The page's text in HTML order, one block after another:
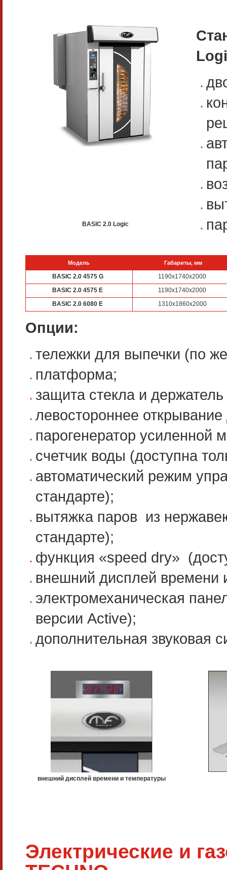
BASIC 2.0 Logic
Модель Габариты, мм
BASIC 2.0 4575 G
1190x1740x2000
BASIC 2.0 4575 E
1190x1740x2000
BASIC 2.0 6080 E
1310х1860х2000
Опции:
тележки для выпечки (по
платформа;
защита стекла и держатель
левостороннее
парогенератор усиленной
счетчик воды (доступна
автоматический режим
стандарте);
вытяжка паров из
стандарте);
функция «speed dry»
внешний дисплей времени
электромеханическая
версии Active);
дополнительная звуковая
внешний дисплей времени и температуры
Электрические и